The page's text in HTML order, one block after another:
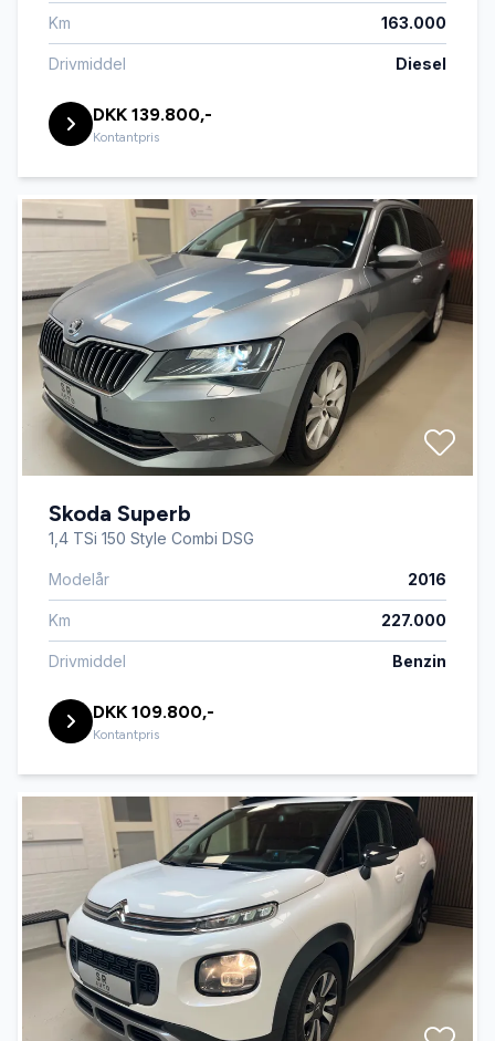
Km 163.000
Drivmiddel Diesel
DKK 139.800,-
Kontantpris
Skoda Superb
1,4 TSi 150 Style Combi DSG
Modelår 2016
Km 227.000
Drivmiddel Benzin
DKK 109.800,-
Kontantpris